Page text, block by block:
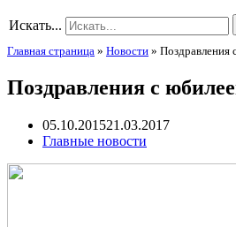
Искать...
Главная страница » Новости » Поздравления
Поздравления с
05.10.201521.03.2017
Главные новости